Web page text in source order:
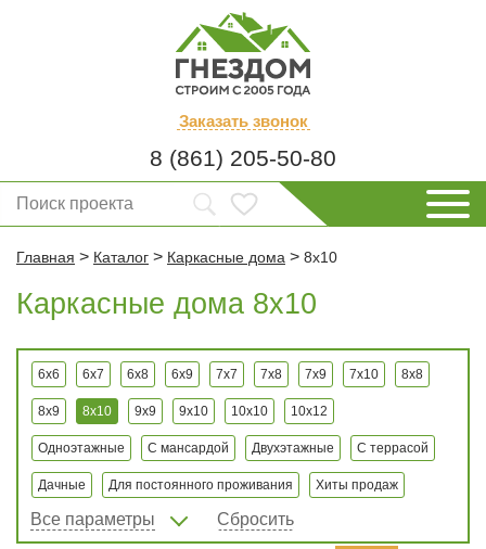
Заказать звонок
8 (861) 205-50-80
Главная > Каталог > Каркасные дома > 8x10
Каркасные дома 8x10
Все параметры Сбросить
6x6 6x7 6x8 6x9 7x7 7x8 7x9 7x10 8x8
8x9 8x10 9x9 9x10 10x10 10x12
Одноэтажные С мансардой Двухэтажные С террасой
Дачные Для постоянного проживания Хиты продаж